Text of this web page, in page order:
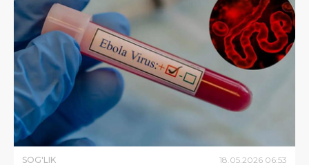
SOG'LIK 18 05 2026 06:53